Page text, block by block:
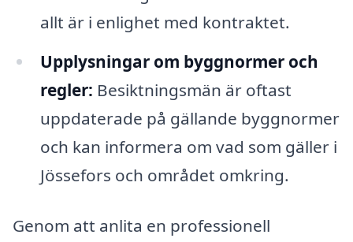
allt är i enlighet med kontraktet.
Upplysningar om byggnormer och
regler: Besiktningsmän är oftast
uppdaterade på gällande byggnormer
och kan informera om vad som gäller i
Jössefors och området omkring.
Genom att anlita en professionell